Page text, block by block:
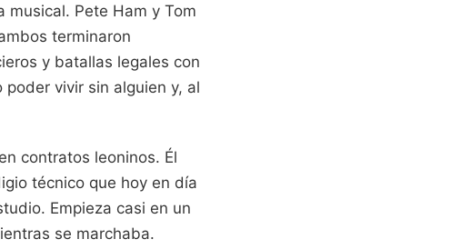
Pete Ham y Tom
terminaron
y batallas legales con
vivir sin alguien y, al
contratos leoninos. Él
técnico que hoy en día
Empieza casi en un
se marchaba.